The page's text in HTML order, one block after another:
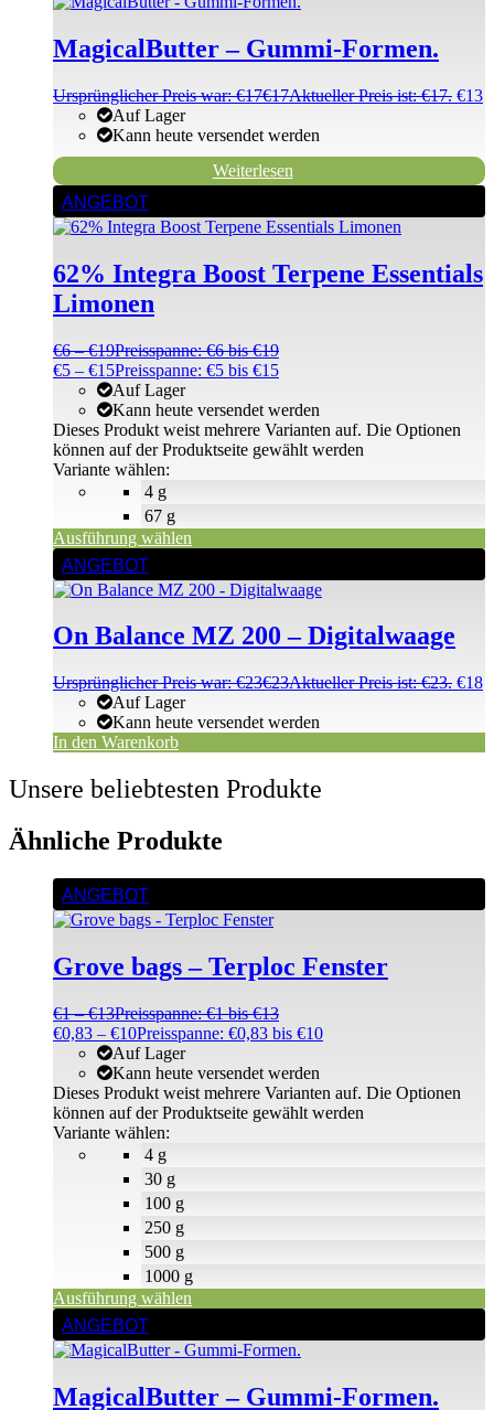
MagicalButter – Gummi-Formen.
Ursprünglicher Preis war: €17€17Aktueller Preis ist: €17. €13
Auf Lager
Kann heute versendet werden
Weiterlesen
ANGEBOT
62% Integra Boost Terpene Essentials
Limonen
€6 –€19Preisspanne: €6 bis €19
€5 – €15Preisspanne: €5 bis €15
4 g
67 g
Auf Lager
Kann heute versendet werden
Variante wählen:
Ausführung wählen
Dieses Produkt weist mehrere Varianten auf. Die Optionen
können auf der Produktseite gewählt werden
ANGEBOT
On Balance MZ 200 – Digitalwaage
Ursprünglicher Preis war: €23€23Aktueller Preis ist: €23. €18
Auf Lager
Kann heute versendet werden
In den Warenkorb
Unsere beliebtesten Produkte
Ähnliche Produkte
ANGEBOT
Grove bags – Terploc Fenster
€1 –€13Preisspanne: €1 bis €13
€0,83 – €10Preisspanne: €0,83 bis €10
4 g
30 g
100 g
250 g
500 g
1000 g
Auf Lager
Kann heute versendet werden
Variante wählen:
Ausführung wählen
Dieses Produkt weist mehrere Varianten auf. Die Optionen
können auf der Produktseite gewählt werden
ANGEBOT
MagicalButter – Gummi-Formen.